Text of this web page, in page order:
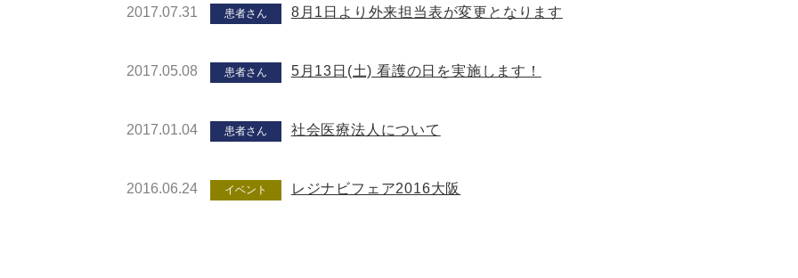
2017.07.31 患者さん 8月1日より外来担当表が変更となります
2017.05.08 患者さん 5月13日(土) 看護の日を実施します！
2017.01.04 患者さん 社会医療法人について
2016.06.24 イベント レジナビフェア2016大阪